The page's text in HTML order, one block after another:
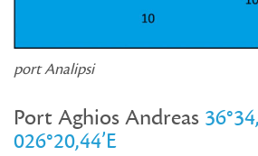
port Analipsi
Port Aghios Andreas
026°20,44’E